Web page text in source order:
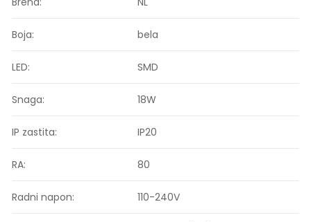
Boja: bela
LED: SMD
Snaga: 18W
IP zastita: IP20
RA: 80
Radni napon: 110-240V